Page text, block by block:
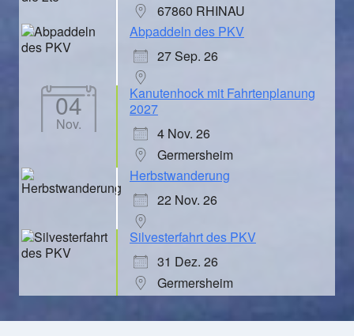
67860 RHINAU
Abpaddeln des PKV
27 Sep. 26
04
Nov.
Kanutenhock mit Fahrtenplanung
2027
4 Nov. 26
Germersheim
Herbstwanderung
22 Nov. 26
Silvesterfahrt des PKV
31 Dez. 26
Germersheim